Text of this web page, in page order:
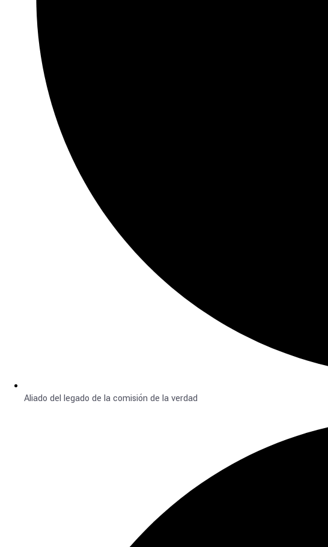
Aliado del legado de la comisión de la verdad